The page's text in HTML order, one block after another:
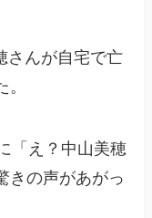
さんが自宅で亡
「え？中山美穂
きの声があがっ